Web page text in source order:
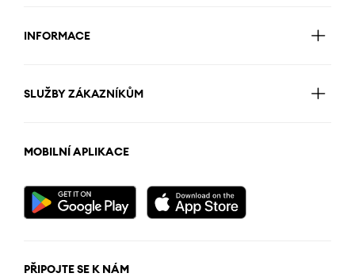
INFORMACE
SLUŽBY ZÁKAZNÍKŮM
MOBILNÍ APLIKACE
PŘIPOJTE SE K NÁM